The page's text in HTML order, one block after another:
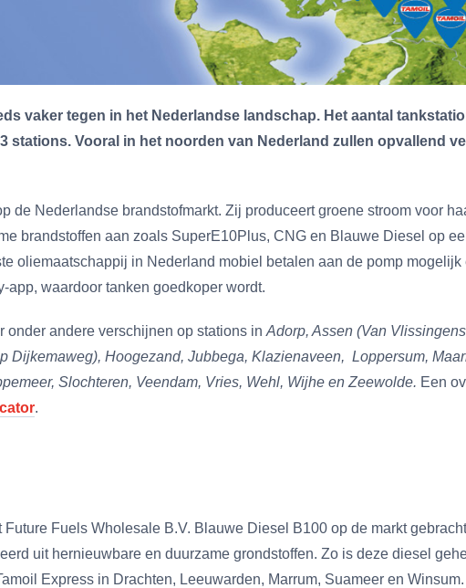
vaker tegen in het Nederlandse landschap. Het aantal
stations. Vooral in het noorden van Nederland zullen opvallend
de Nederlandse brandstofmarkt. Zij produceert groene stroom voor
brandstoffen aan zoals SuperE10Plus, CNG en Blauwe Diesel op
oliemaatschappij in Nederland mobiel betalen aan de pomp
app, waardoor tanken goedkoper wordt.
onder andere verschijnen op stations in Adorp, Assen (Van
Dijkemaweg), Hoogezand, Jubbega, Klazienaveen, Loppersum,
Slochteren, Veendam, Vries, Wehl, Wijhe en Zeewolde. Een
.
Fuels Wholesale B.V. Blauwe Diesel B100 op de markt
uit hernieuwbare en duurzame grondstoffen. Zo is deze diesel
Express in Drachten, Leeuwarden, Marrum, Suameer en